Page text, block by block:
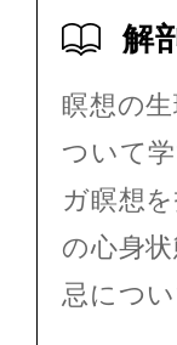
解
瞑想の
ついて
ガ瞑想
の心身
忌につ